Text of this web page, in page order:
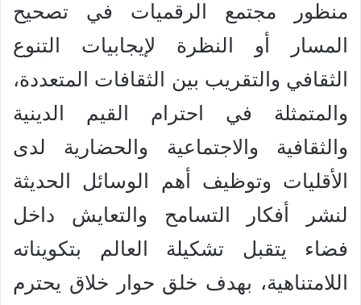
منظور مجتمع الرقميات في تصحيح
المسار أو النظرة لإيجابيات التنوع
الثقافي والتقريب بين الثقافات المتعددة،
والمتمثلة في احترام القيم الدينية
والثقافية والاجتماعية والحضارية لدى
الأقليات وتوظيف أهم الوسائل الحديثة
لنشر أفكار التسامح والتعايش داخل
فضاء يتقبل تشكيلة العالم بتكويناته
اللامتناهية، بهدف خلق حوار خلاق يحترم